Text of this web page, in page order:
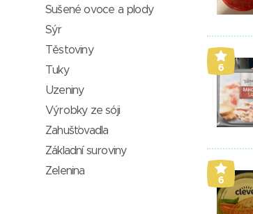
6
6
Sušené ovoce a plody
Sýr
Těstoviny
Tuky
Uzeniny
Výrobky ze sóji
Zahušťovadla
Základní suroviny
Zelenina